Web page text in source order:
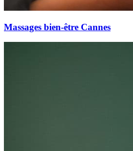
Massages bien-être Cannes